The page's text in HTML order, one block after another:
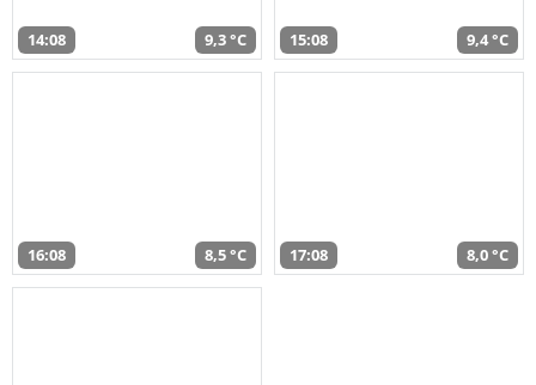
14:08 9,3 °C 15:08 9,4 °C
16:08 8,5 °C 17:08 8,0 °C